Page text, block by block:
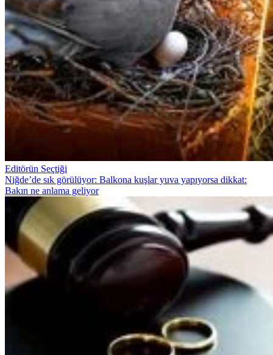
Editörün Seçtiği
Niğde’de sık görülüyor: Balkona kuşlar yuva yapıyorsa dikkat:
Bakın ne anlama geliyor